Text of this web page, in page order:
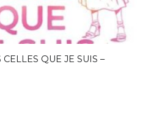
QUE JE SUIS –